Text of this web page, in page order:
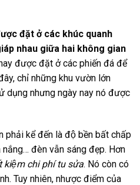
đặt ở các khúc quanh
nhau giữa hai không gian
được đặt ở các phiến đá để
chỉ những khu vườn lớn
dụng nhưng ngày nay nó được
phải kể đến là độ bền bất chấp
đèn vẫn sáng đẹp. Hơn
kiệm chi phí tu sửa. Nó còn có
Tuy nhiên, nhược điểm của